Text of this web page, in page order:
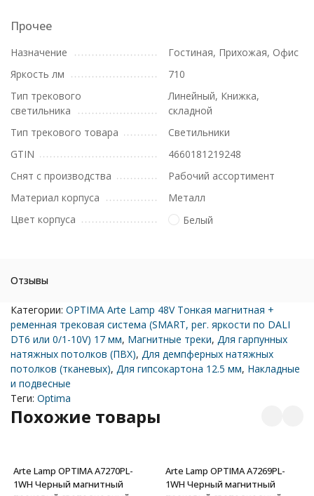
Прочее
Назначение
Гостиная, Прихожая, Офис
Яркость лм
710
Тип трекового
светильника
Линейный, Книжка,
складной
Тип трекового товара
Светильники
GTIN
4660181219248
Снят с производства
Рабочий ассортимент
Материал корпуса
Металл
Цвет корпуса
Белый
Отзывы
Категории: OPTIMA Arte Lamp 48V Тонкая магнитная +
ременная трековая система (SMART, рег. яркости по DALI
DT6 или 0/1-10V) 17 мм, Магнитные треки, Для гарпунных
натяжных потолков (ПВХ), Для демпферных натяжных
потолков (тканевых), Для гипсокартона 12.5 мм, Накладные
и подвесные
Теги: Optima
Похожие товары
Arte Lamp OPTIMA A7270PL-
1WH Черный магнитный
Arte Lamp OPTIMA A7269PL-
1WH Черный магнитный